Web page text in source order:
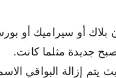
أو سيراميك أو
جديدة مثلما كانت.
إزالة البواقي